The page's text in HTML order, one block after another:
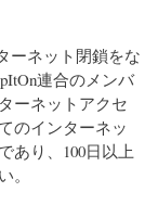
ーネット閉鎖をな
連合のメンバ
ーネットアクセ
のインターネッ
あり、100日以上
。